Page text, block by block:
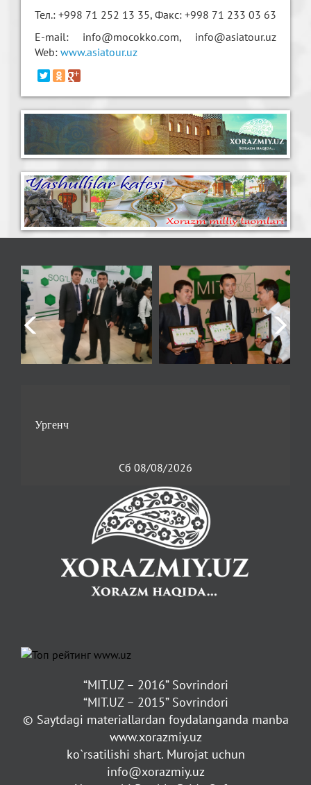
Тел.: +998 71 252 13 35, Факс: +998 71 233 03 63
E-mail: info@mocokko.com, info@asiatour.uz
Web: www.asiatour.uz
Сб 08/08/2026
“MIT.UZ – 2016” Sovrindori
“MIT.UZ – 2015” Sovrindori
© Saytdagi materiallardan foydalanganda manba
www.xorazmiy.uz
ko`rsatilishi shart. Murojat uchun
info@xorazmiy.uz